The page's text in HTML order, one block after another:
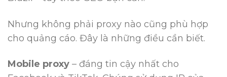
Nhưng không phải proxy nào cũng phù hợp
cho quảng cáo. Đây là những điều cần biết.
Mobile proxy – đáng tin cậy nhất cho